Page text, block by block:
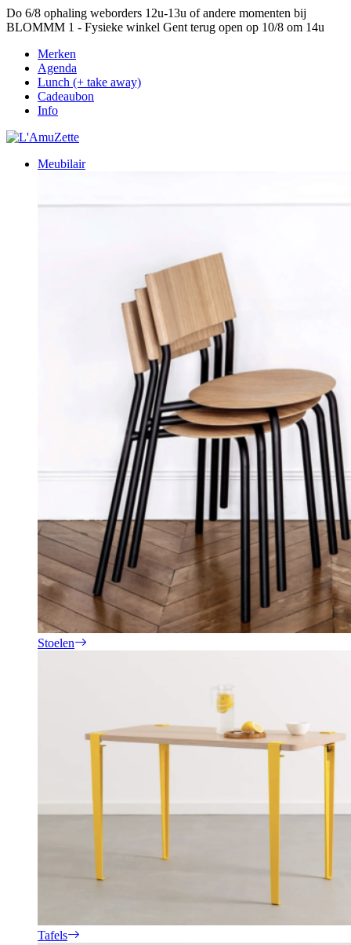
Do 6/8 ophaling weborders 12u-13u of andere momenten bij
BLOMMM 1 - Fysieke winkel Gent terug open op 10/8 om 14u
Merken
Agenda
Lunch (+ take away)
Cadeaubon
Info
Meubilair
Stoelen
Tafels